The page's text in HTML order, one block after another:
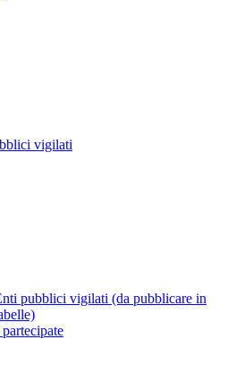
vigilati
pubblici vigilati (da pubblicare in